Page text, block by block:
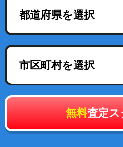
都道府県を選択
市区町村を選択
無料査定ス